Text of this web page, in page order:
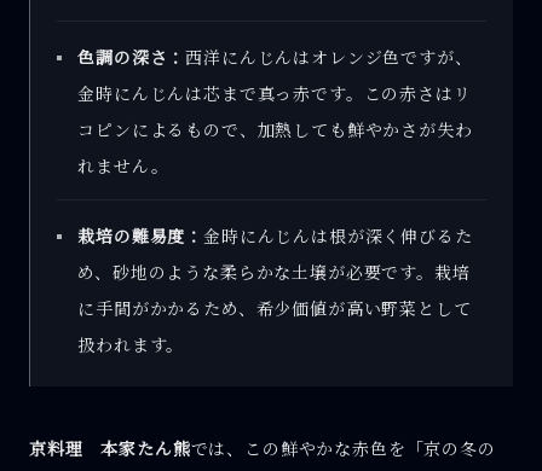
色調の深さ：西洋にんじんはオレンジ色ですが、
金時にんじんは芯まで真っ赤です。この赤さはリ
コピンによるもので、加熱しても鮮やかさが失わ
れません。
栽培の難易度：金時にんじんは根が深く伸びるた
め、砂地のような柔らかな土壌が必要です。栽培
に手間がかかるため、希少価値が高い野菜として
扱われます。
京料理 本家たん熊では、この鮮やかな赤色を「京の冬の